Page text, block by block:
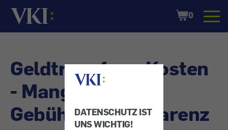
DATENSCHUTZ IST
UNS WICHTIG!
Startseite
Shopping
Cart
0
Geldtransfers: Kosten
- Mangelnde
Gebührentransparenz